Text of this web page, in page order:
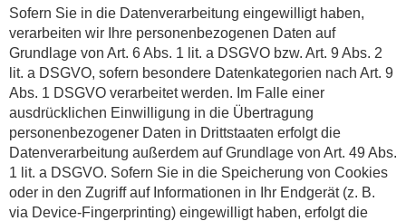
Sofern Sie in die Datenverarbeitung eingewilligt haben,
verarbeiten wir Ihre personenbezogenen Daten auf
Grundlage von Art. 6 Abs. 1 lit. a DSGVO bzw. Art. 9 Abs. 2
lit. a DSGVO, sofern besondere Datenkategorien nach Art. 9
Abs. 1 DSGVO verarbeitet werden. Im Falle einer
ausdrücklichen Einwilligung in die Übertragung
personenbezogener Daten in Drittstaaten erfolgt die
Datenverarbeitung außerdem auf Grundlage von Art. 49 Abs.
1 lit. a DSGVO. Sofern Sie in die Speicherung von Cookies
oder in den Zugriff auf Informationen in Ihr Endgerät (z. B.
via Device-Fingerprinting) eingewilligt haben, erfolgt die